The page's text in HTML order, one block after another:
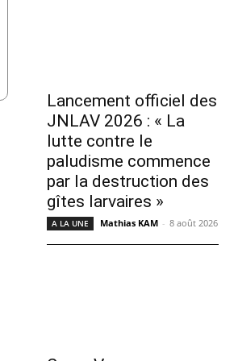
Lancement officiel des
JNLAV 2026 : « La
lutte contre le
paludisme commence
par la destruction des
gîtes larvaires »
A LA UNE Mathias KAM - 8 août 2026